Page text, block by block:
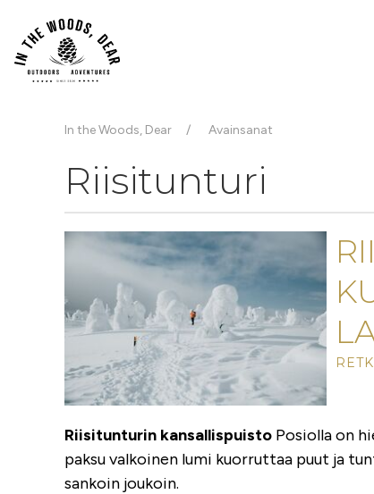
In the Woods, Dear Avainsanat
Riisitunturi
Riisitunturin kansallispuisto Posiolla on
paksu valkoinen lumi kuorruttaa puut ja
sankoin joukoin.